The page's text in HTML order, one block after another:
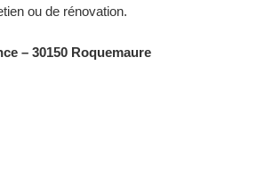
ou de rénovation.
– 30150 Roquemaure